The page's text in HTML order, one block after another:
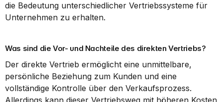
die Bedeutung unterschiedlicher Vertriebssysteme für
Unternehmen zu erhalten.
Was sind die Vor- und Nachteile des direkten Vertriebs?
Der direkte Vertrieb ermöglicht eine unmittelbare,
persönliche Beziehung zum Kunden und eine
vollständige Kontrolle über den Verkaufsprozess.
Allerdings kann dieser Vertriebsweg mit höheren Kosten